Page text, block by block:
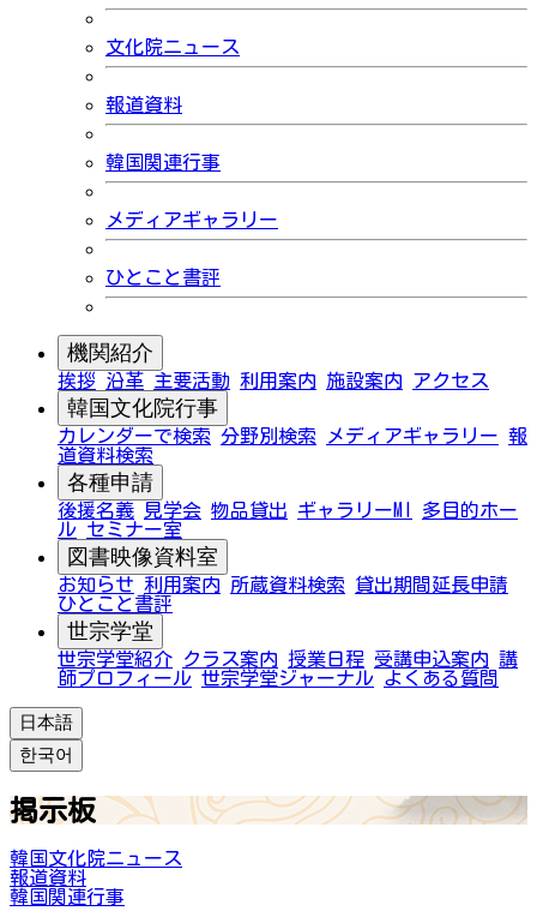
文化院ニュース
報道資料
韓国関連行事
メディアギャラリー
ひとこと書評
機関紹介
挨拶 沿革 主要活動 利用案内 施設案内 アクセス
韓国文化院行事
カレンダーで検索 分野別検索 メディアギャラリー 報
道資料検索
各種申請
後援名義 見学会 物品貸出 ギャラリーMI
多目的ホー
ル セミナー室
図書映像資料室
お知らせ 利用案内 所蔵資料検索
貸出期間延長申請
ひとこと書評
世宗学堂
世宗学堂紹介 クラス案内 授業日程 受講申込案内 講
師プロフィール 世宗学堂ジャーナル よくある質問
日本語
한국어
掲示板
韓国文化院ニュース
報道資料
韓国関連行事